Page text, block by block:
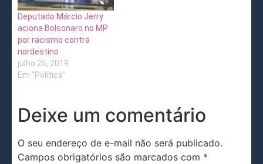
Deputado Márcio Jerry
aciona Bolsonaro no MP
por racismo contra
nordestino
julho 25, 2019
Em "Política"
Deixe um comentário
O seu endereço de e-mail não será publicado.
Campos obrigatórios são marcados com *